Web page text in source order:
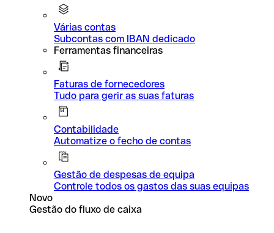
Várias contas
Subcontas com IBAN dedicado
Ferramentas financeiras
Faturas de fornecedores
Tudo para gerir as suas faturas
Contabilidade
Automatize o fecho de contas
Gestão de despesas de equipa
Controle todos os gastos das suas equipas
Novo
Gestão do fluxo de caixa